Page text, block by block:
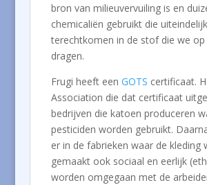
bron van milieuvervuiling is en
chemicaliën gebruikt die uiteindelijk
terechtkomen in de stof die we op
dragen.
Frugi heeft een GOTS certificaat.
Association die dat certificaat
bedrijven die katoen produceren
pesticiden worden gebruikt.
er in de fabrieken waar de kleding
gemaakt ook sociaal en eerlijk
worden omgegaan met de